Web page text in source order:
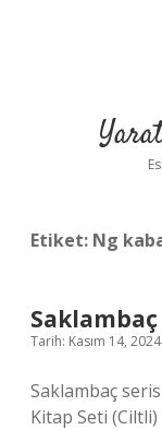
Etiket: Ng
Tarih: Kasım 14, 2024
Saklambaç
Kitap Seti (Ciltli)